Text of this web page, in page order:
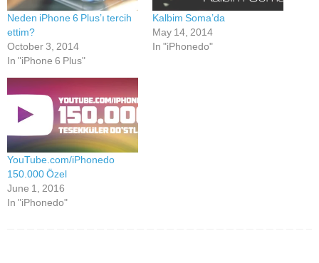
Neden iPhone 6 Plus’ı tercih
ettim?
October 3, 2014
In "iPhone 6 Plus"
Kalbim Soma’da
May 14, 2014
In "iPhonedo"
YouTube.com/iPhonedo
150.000 Özel
June 1, 2016
In "iPhonedo"